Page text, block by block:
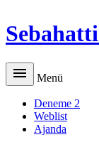
 Menü
Deneme 2
Weblist
Ajanda